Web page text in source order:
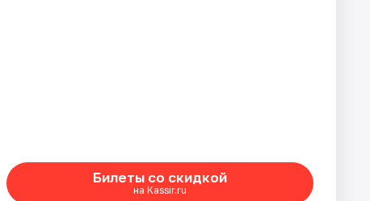
Билеты со скидкой
на Kassir.ru